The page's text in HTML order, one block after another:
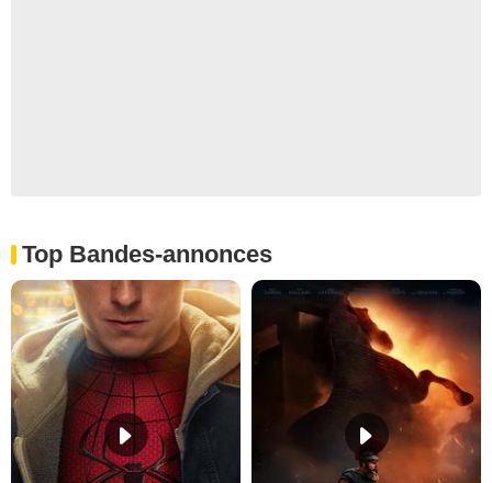
Top Bandes-annonces